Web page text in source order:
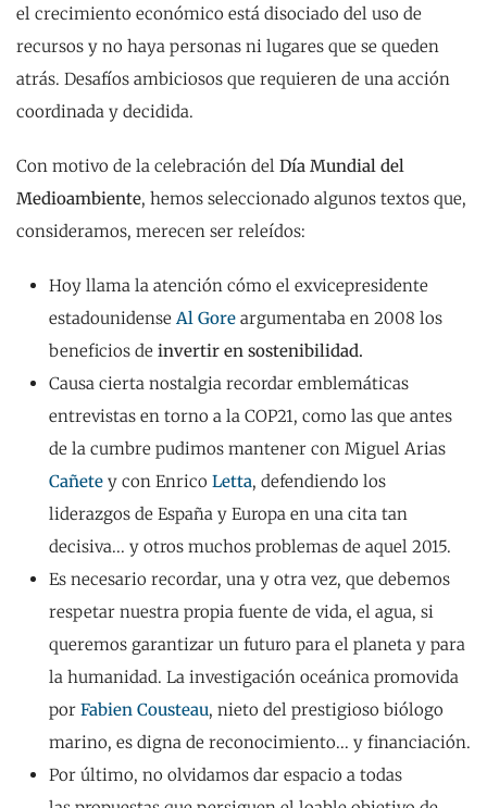
el crecimiento económico está disociado del uso de
recursos y no haya personas ni lugares que se queden
atrás. Desafíos ambiciosos que requieren de una acción
coordinada y decidida.
Con motivo de la celebración del Día Mundial del
Medioambiente, hemos seleccionado algunos textos que,
consideramos, merecen ser releídos:
Hoy llama la atención cómo el exvicepresidente
estadounidense Al Gore argumentaba en 2008 los
beneficios de invertir en sostenibilidad.
Causa cierta nostalgia recordar emblemáticas
entrevistas en torno a la COP21, como las que antes
de la cumbre pudimos mantener con Miguel Arias
Cañete y con Enrico Letta, defendiendo los
liderazgos de España y Europa en una cita tan
decisiva... y otros muchos problemas de aquel 2015.
Es necesario recordar, una y otra vez, que debemos
respetar nuestra propia fuente de vida, el agua, si
queremos garantizar un futuro para el planeta y para
la humanidad. La investigación oceánica promovida
por Fabien Cousteau, nieto del prestigioso biólogo
marino, es digna de reconocimiento... y financiación.
Por último, no olvidamos dar espacio a todas